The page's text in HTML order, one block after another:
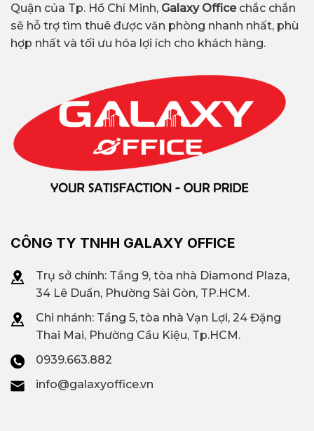
Quận của Tp. Hồ Chí Minh, Galaxy Office chắc chắn
sẽ hỗ trợ tìm thuê được văn phòng nhanh nhất, phù
hợp nhất và tối ưu hóa lợi ích cho khách hàng.
CÔNG TY TNHH GALAXY OFFICE
Trụ sở chính: Tầng 9, tòa nhà Diamond Plaza,
34 Lê Duẩn, Phường Sài Gòn, TP.HCM.
Chi nhánh: Tầng 5, tòa nhà Vạn Lợi, 24 Đặng
Thai Mai, Phường Cầu Kiệu, Tp.HCM.
0939.663.882
info@galaxyoffice.vn